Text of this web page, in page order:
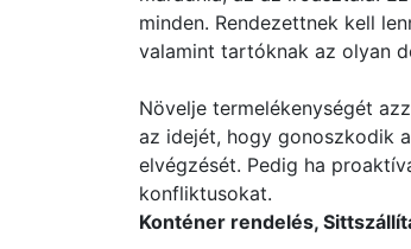
minden. Rendezettnek kell
valamint tartóknak az olyan
Növelje termelékenységét
az idejét, hogy gonoszkodik
elvégzését. Pedig ha
konfliktusokat.
Konténer rendelés,